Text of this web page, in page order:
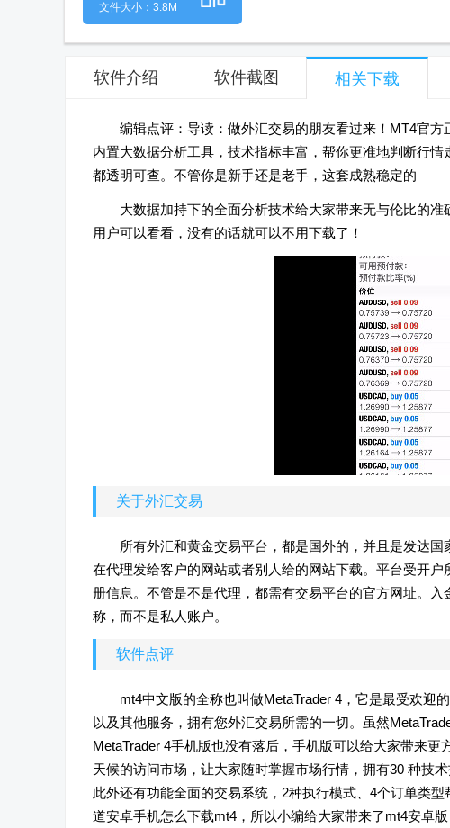
文件大小：3.8M
软件介绍 软件截图 相关下载
编辑点评：导读：做外汇交易的朋友看过来！MT4官
内置大数据分析工具，技术指标丰富，帮你更准地判断行
都透明可查。不管你是新手还是老手，这套成熟稳定的
大数据加持下的全面分析技术给大家带来无与伦比的
用户可以看看，没有的话就可以不用下载了！
关于外汇交易
所有外汇和黄金交易平台，都是国外的，并且是发达
在代理发给客户的网站或者别人给的网站下载。平台受开
册信息。不管是不是代理，都需有交易平台的官方网址。
称，而不是私人账户。
软件点评
mt4中文版的全称也叫做MetaTrader 4，它是最受欢迎
以及其他服务，拥有您外汇交易所需的一切。虽然
MetaTrader 4手机版也没有落后，手机版可以给大家带来
天候的访问市场，让大家随时掌握市场行情，拥有30 种技
此外还有功能全面的交易系统，2种执行模式、4个订单类
道安卓手机怎么下载mt4，所以小编给大家带来了mt4安卓